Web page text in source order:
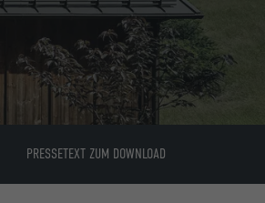
PRESSETEXT ZUM DOWNLOAD